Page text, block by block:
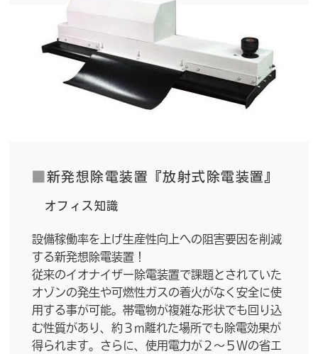
■新発想除電装置『放射式除電装置』
オフィス知識
設備稼働率を上げ生産性向上への阻害要因を削減
する新発想除電装置！
従来のイオナイザー除電装置で課題とされていた
オゾンの発生や可燃性ガスの着火がなく安全に使
用する事が可能。帯電物が複雑な形状でも回り込
む性質があり、約３m離れた場所でも除電効果が
得られます。さらに、使用電力が２～５Wの省エ